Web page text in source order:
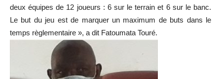
deux équipes de 12 joueurs : 6 sur le terrain et 6 sur le banc.
Le but du jeu est de marquer un maximum de buts dans le
temps règlementaire », a dit Fatoumata Touré.